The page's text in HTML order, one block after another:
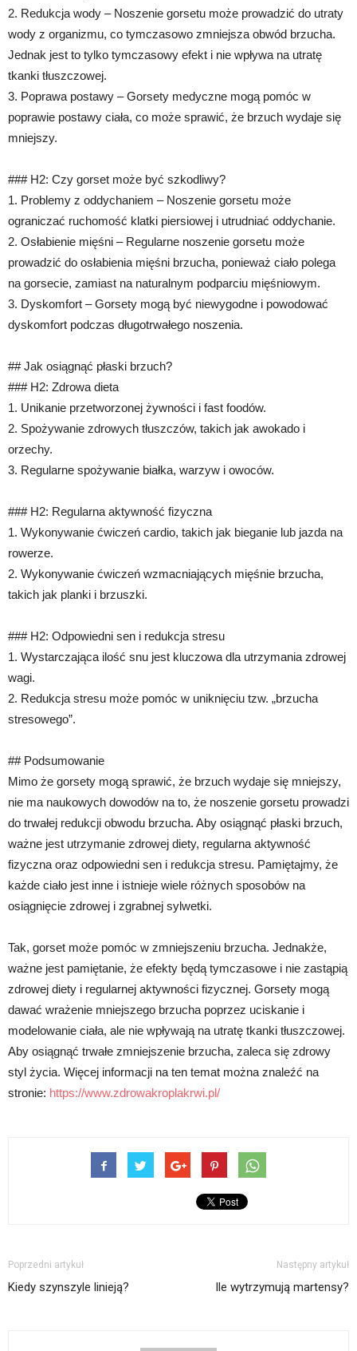
2. Redukcja wody – Noszenie gorsetu może prowadzić do utraty
wody z organizmu, co tymczasowo zmniejsza obwód brzucha.
Jednak jest to tylko tymczasowy efekt i nie wpływa na utratę
tkanki tłuszczowej.
3. Poprawa postawy – Gorsety medyczne mogą pomóc w
poprawie postawy ciała, co może sprawić, że brzuch wydaje się
mniejszy.
### H2: Czy gorset może być szkodliwy?
1. Problemy z oddychaniem – Noszenie gorsetu może
ograniczać ruchomość klatki piersiowej i utrudniać oddychanie.
2. Osłabienie mięśni – Regularne noszenie gorsetu może
prowadzić do osłabienia mięśni brzucha, ponieważ ciało polega
na gorsecie, zamiast na naturalnym podparciu mięśniowym.
3. Dyskomfort – Gorsety mogą być niewygodne i powodować
dyskomfort podczas długotrwałego noszenia.
## Jak osiągnąć płaski brzuch?
### H2: Zdrowa dieta
1. Unikanie przetworzonej żywności i fast foodów.
2. Spożywanie zdrowych tłuszczów, takich jak awokado i
orzechy.
3. Regularne spożywanie białka, warzyw i owoców.
### H2: Regularna aktywność fizyczna
1. Wykonywanie ćwiczeń cardio, takich jak bieganie lub jazda na
rowerze.
2. Wykonywanie ćwiczeń wzmacniających mięśnie brzucha,
takich jak planki i brzuszki.
### H2: Odpowiedni sen i redukcja stresu
1. Wystarczająca ilość snu jest kluczowa dla utrzymania zdrowej
wagi.
2. Redukcja stresu może pomóc w uniknięciu tzw. „brzucha
stresowego”.
## Podsumowanie
Mimo że gorsety mogą sprawić, że brzuch wydaje się mniejszy,
nie ma naukowych dowodów na to, że noszenie gorsetu prowadzi
do trwałej redukcji obwodu brzucha. Aby osiągnąć płaski brzuch,
ważne jest utrzymanie zdrowej diety, regularna aktywność
fizyczna oraz odpowiedni sen i redukcja stresu. Pamiętajmy, że
każde ciało jest inne i istnieje wiele różnych sposobów na
osiągnięcie zdrowej i zgrabnej sylwetki.
Tak, gorset może pomóc w zmniejszeniu brzucha. Jednakże,
ważne jest pamiętanie, że efekty będą tymczasowe i nie zastąpią
zdrowej diety i regularnej aktywności fizycznej. Gorsety mogą
dawać wrażenie mniejszego brzucha poprzez uciskanie i
modelowanie ciała, ale nie wpływają na utratę tkanki tłuszczowej.
Aby osiągnąć trwałe zmniejszenie brzucha, zaleca się zdrowy
styl życia. Więcej informacji na ten temat można znaleźć na
stronie: https://www.zdrowakroplakrwi.pl/
Poprzedni artykuł
Kiedy szynszyle linieją?
Następny artykuł
Ile wytrzymują martensy?